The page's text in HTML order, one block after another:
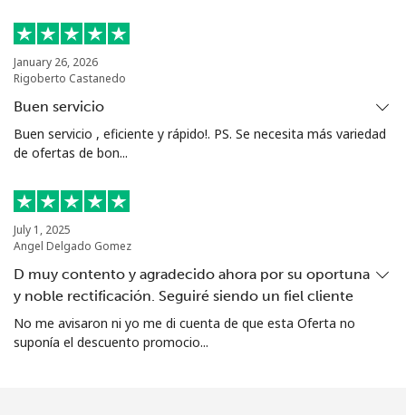
January 26, 2026
Rigoberto Castanedo
Buen servicio
Buen servicio , eficiente y rápido!. PS. Se necesita más variedad
de ofertas de bon...
July 1, 2025
Angel Delgado Gomez
D muy contento y agradecido ahora por su oportuna
y noble rectificación. Seguiré siendo un fiel cliente
No me avisaron ni yo me di cuenta de que esta Oferta no
suponía el descuento promocio...